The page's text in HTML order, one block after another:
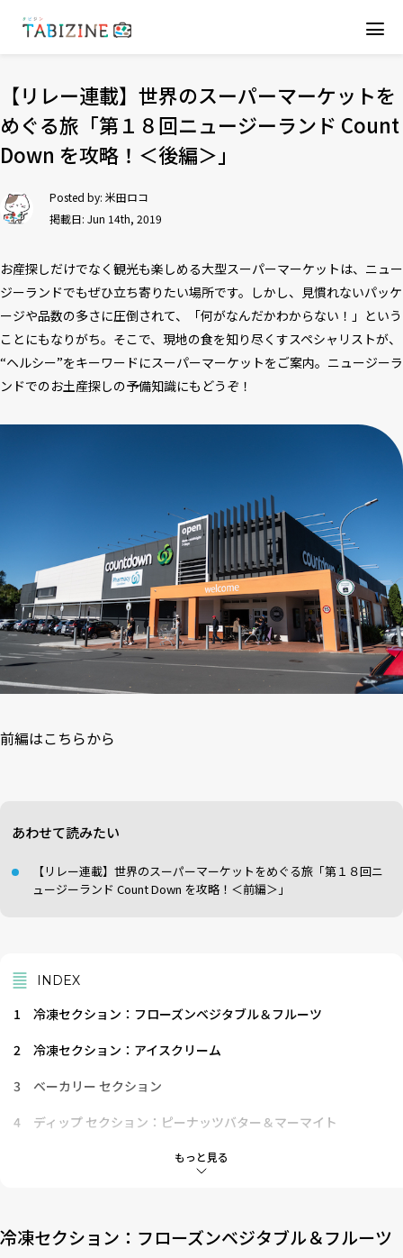
【リレー連載】世界のスーパーマーケットを
めぐる旅「第１８回ニュージーランド Count
Down を攻略！＜後編＞」
Posted by: 米田ロコ
掲載日: Jun 14th, 2019
お産探しだけでなく観光も楽しめる大型スーパーマーケットは、ニュー
ジーランドでもぜひ立ち寄りたい場所です。しかし、見慣れないパッケ
ージや品数の多さに圧倒されて、「何がなんだかわからない！」という
ことにもなりがち。そこで、現地の食を知り尽くすスペシャリストが、
“ヘルシー”をキーワードにスーパーマーケットをご案内。ニュージーラ
ンドでのお土産探しの予備知識にもどうぞ！
前編はこちらから
あわせて読みたい
【リレー連載】世界のスーパーマーケットをめぐる旅「第１８回ニ
ュージーランド Count Down を攻略！＜前編＞」
もっと見る
INDEX
1
冷凍セクション：フローズンベジタブル＆フルーツ
2
冷凍セクション：アイスクリーム
3
ベーカリー セクション
4
ディップ セクション：ピーナッツバター＆マーマイト
ディップ セクション：はちみつ
7
パックフード セクション：シリアル、クラッカー、グラノー
ラ・バー
冷凍セクション：フローズンベジタブル＆フルーツ